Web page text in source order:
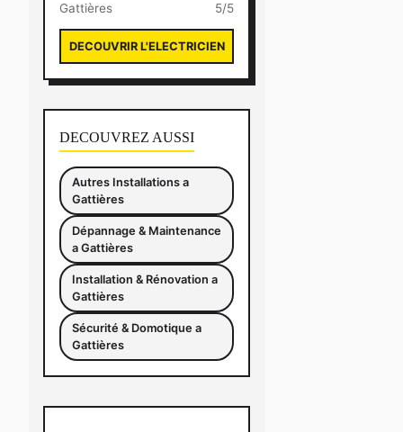
Gattières 5/5
DECOUVRIR L'ELECTRICIEN
DECOUVREZ AUSSI
Autres Installations a
Gattières
Dépannage & Maintenance
a Gattières
Installation & Rénovation a
Gattières
Sécurité & Domotique a
Gattières